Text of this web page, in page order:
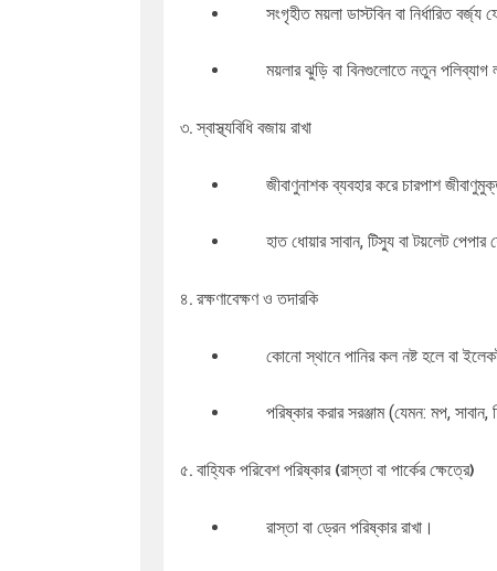
সংগৃহীত ময়লা ডাস্টবিন বা নির্ধারিত
ময়লার ঝুড়ি বা বিনগুলোতে নতুন পলিব্যাগ
৩. স্বাস্থ্যবিধি বজায় রাখা
জীবাণুনাশক ব্যবহার করে চারপাশ
হাত ধোয়ার সাবান, টিস্যু বা টয়লেট
৪. রক্ষণাবেক্ষণ ও তদারকি
কোনো স্থানে পানির কল নষ্ট হলে বা
পরিষ্কার করার সরঞ্জাম (যেমন: মপ,
৫. বাহ্যিক পরিবেশ পরিষ্কার (রাস্তা বা পার্কের ক্ষেত্রে)
রাস্তা বা ড্রেন পরিষ্কার রাখা।